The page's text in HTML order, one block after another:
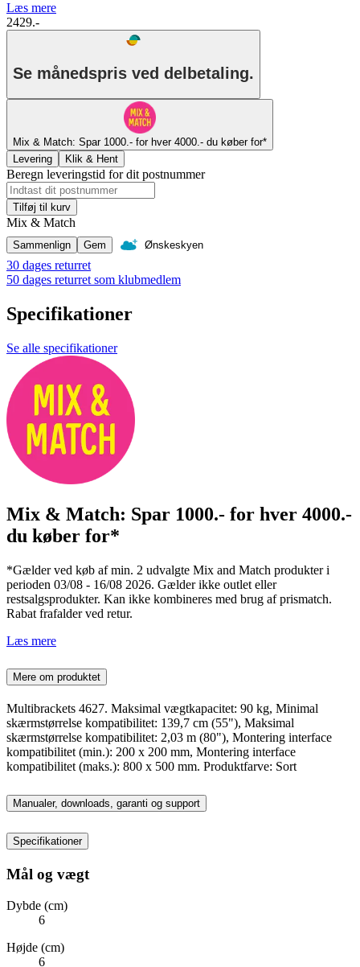
Læs mere
2429.-
Se månedspris ved delbetaling.
Mix & Match: Spar 1000.- for hver 4000.- du køber for*
Levering
Klik & Hent
Beregn leveringstid for dit postnummer
Tilføj til kurv
Mix & Match
Sammenlign Gem Ønskeskyen
30 dages returret
50 dages returret som klubmedlem
Specifikationer
Se alle specifikationer
Mix & Match: Spar 1000.- for hver 4000.-
du køber for*
*Gælder ved køb af min. 2 udvalgte Mix and Match produkter i
perioden 03/08 - 16/08 2026. Gælder ikke outlet eller
restsalgsprodukter. Kan ikke kombineres med brug af prismatch.
Rabat frafalder ved retur.
Læs mere
Mere om produktet
Multibrackets 4627. Maksimal vægtkapacitet: 90 kg, Minimal
skærmstørrelse kompatibilitet: 139,7 cm (55"), Maksimal
skærmstørrelse kompatibilitet: 2,03 m (80"), Montering interface
kompatibilitet (min.): 200 x 200 mm, Montering interface
kompatibilitet (maks.): 800 x 500 mm. Produktfarve: Sort
Manualer, downloads, garanti og support
Specifikationer
Mål og vægt
Dybde (cm)
6
Højde (cm)
6